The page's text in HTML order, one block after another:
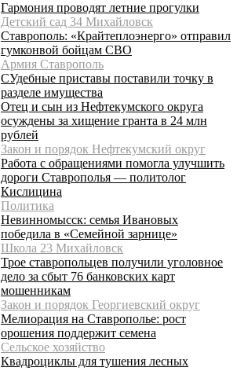
Гармония проводят летние прогулки
Детский сад 34 Михайловск
Ставрополь: «Крайтеплоэнерго» отправил
гумконвой бойцам СВО
Армия Ставрополь
СУдебные приставы поставили точку в
разделе имущества
Отец и сын из Нефтекумского округа
осуждены за хищение гранта в 24 млн
рублей
Закон и порядок Нефтекумский округ
Работа с обращениями помогла улучшить
дороги Ставрополья — политолог
Кислицина
Политика
Невинномысск: семья Ивановых
победила в «Семейной зарнице»
Школа 23 Михайловск
Трое ставропольцев получили уголовное
дело за сбыт 76 банковских карт
мошенникам
Закон и порядок Георгиевский округ
Мелиорация на Ставрополье: рост
орошения поддержит семена
Сельское хозяйство
Квадроциклы для тушения лесных